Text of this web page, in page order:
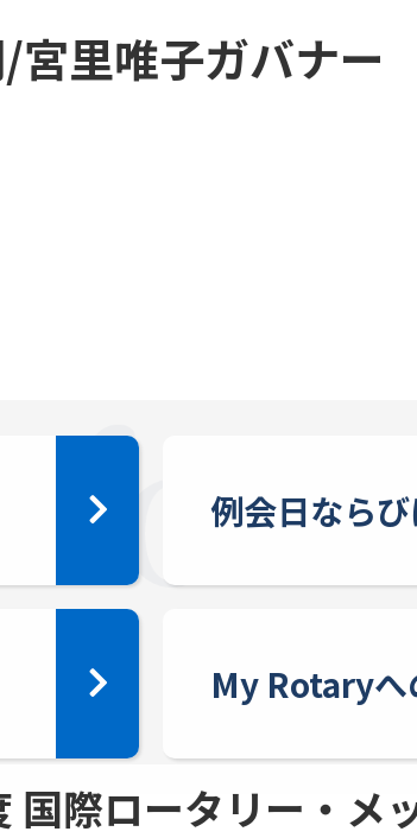
里唯子ガバナー
例会日なら
My Rotaryへ
国際ロータリー・メ